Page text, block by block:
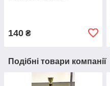
140 ₴
Подібні товари компанії